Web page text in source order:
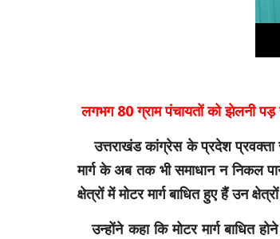
लगभग 80 ग्राम पंचायतों को झेलनी पड़
उत्तराखंड कांग्रेस के प्रदेश प्रवक्ता
मार्ग के अब तक भी समाधान न निकल
क्षेत्रों में मोटर मार्ग बाधित हुए हैं उन
उन्होंने कहा कि मोटर मार्ग बाधित